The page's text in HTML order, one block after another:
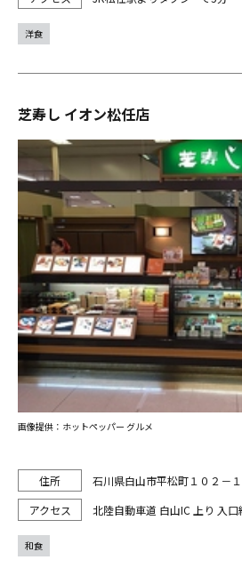
洋食
芝寿し イオン松任店
石川県白山市平松町１０２－１
北陸自動車道 白山IC 上り 入
画像提供：ホットペッパー グルメ
和食